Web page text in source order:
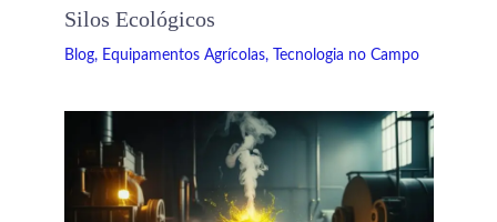
Silos Ecológicos
Blog, Equipamentos Agrícolas, Tecnologia no Campo